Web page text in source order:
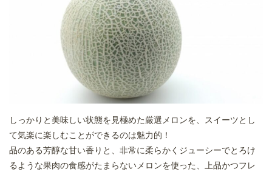
しっかりと美味しい状態を見極めた厳選メロンを、スイーツとし
て気楽に楽しむことができるのは魅力的！
品のある芳醇な甘い香りと、非常に柔らかくジューシーでとろけ
るような果肉の食感がたまらないメロンを使った、上品かつフレ